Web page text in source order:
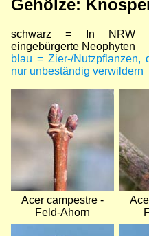
Gehölze:
schwarz = In NRW
eingebürgerte Neophyten
blau = Zier-/
nur unbeständig verwildern
Acer campestre -
Feld-Ahorn